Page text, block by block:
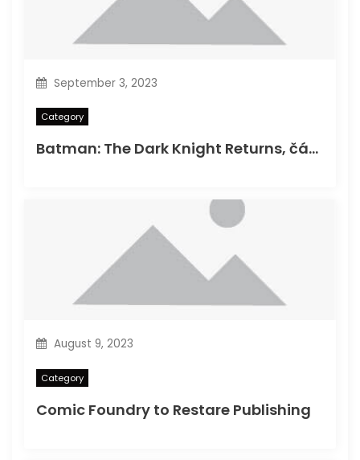
September 3, 2023
Category
Batman: The Dark Knight Returns, část 1
August 9, 2023
Category
Comic Foundry to Restare Publishing